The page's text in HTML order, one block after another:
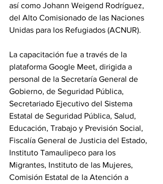
así como Johann Weigend Rodríguez,
del Alto Comisionado de las Naciones
Unidas para los Refugiados (ACNUR).
La capacitación fue a través de la
plataforma Google Meet, dirigida a
personal de la Secretaría General de
Gobierno, de Seguridad Pública,
Secretariado Ejecutivo del Sistema
Estatal de Seguridad Pública, Salud,
Educación, Trabajo y Previsión Social,
Fiscalía General de Justicia del Estado,
Instituto Tamaulipeco para los
Migrantes, Instituto de las Mujeres,
Comisión Estatal de la Atención a